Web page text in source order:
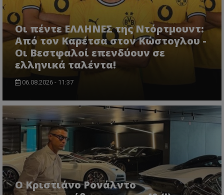
Οι πέντε ΕΛΛΗΝΕΣ της Ντόρτμουντ:
Από τον Καρέτσα στον Κώστογλου -
Οι Βεστφαλοί επενδύουν σε
ελληνικά ταλέντα!
06.08.2026 - 11:37
Ο Κριστιάνο Ρονάλντο